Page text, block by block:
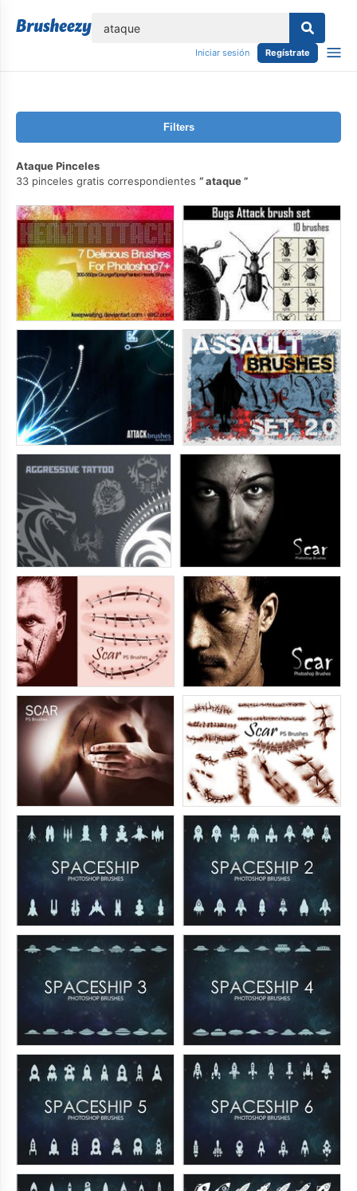
Iniciar sesión Regístrate
Filters
Ataque Pinceles
33 pinceles gratis correspondientes
ataque